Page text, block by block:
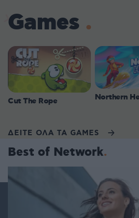
Games
Cut The Rope Northern
ΔΕΙΤΕ ΟΛΑ ΤΑ GAMES
Best of Network